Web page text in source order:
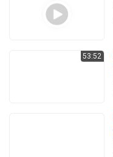
53:52